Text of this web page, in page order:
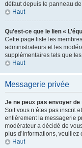
défaut depuis le panneau
Haut
Qu’est-ce que le lien «
Cette page liste les
administrateurs et les
supplémentaires tels que
Haut
Messagerie privée
Je ne peux pas envoyer
Soit vous n’êtes pas inscrit
entièrement la messagerie
modérateur a décidé de
plus d’informations,
Haut